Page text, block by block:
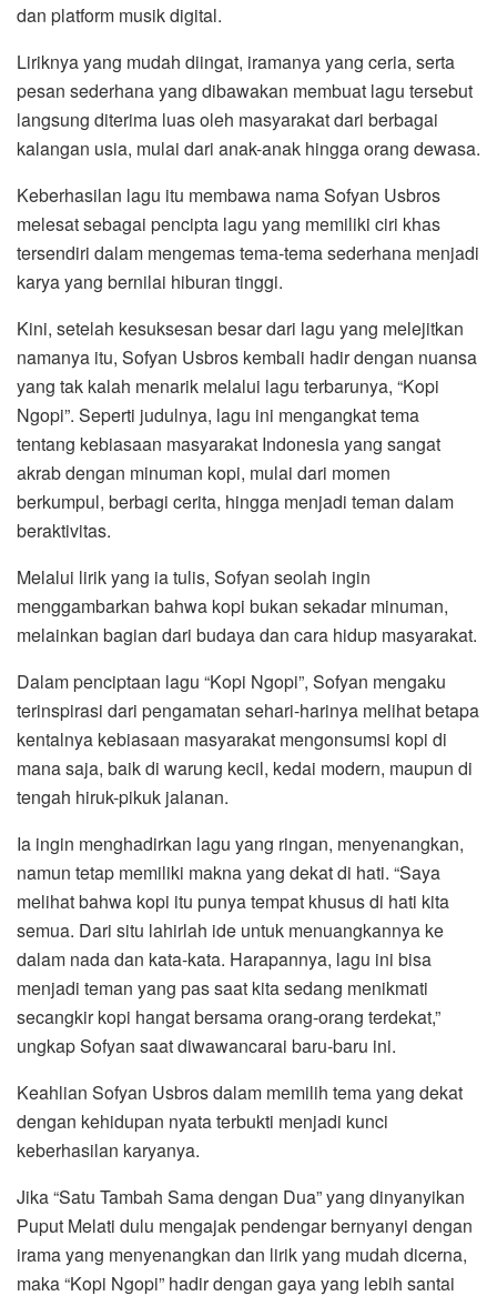
dan platform musik digital.
Liriknya yang mudah diingat, iramanya yang ceria, serta
pesan sederhana yang dibawakan membuat lagu tersebut
langsung diterima luas oleh masyarakat dari berbagai
kalangan usia, mulai dari anak-anak hingga orang dewasa.
Keberhasilan lagu itu membawa nama Sofyan Usbros
melesat sebagai pencipta lagu yang memiliki ciri khas
tersendiri dalam mengemas tema-tema sederhana menjadi
karya yang bernilai hiburan tinggi.
Kini, setelah kesuksesan besar dari lagu yang melejitkan
namanya itu, Sofyan Usbros kembali hadir dengan nuansa
yang tak kalah menarik melalui lagu terbarunya, “Kopi
Ngopi”. Seperti judulnya, lagu ini mengangkat tema
tentang kebiasaan masyarakat Indonesia yang sangat
akrab dengan minuman kopi, mulai dari momen
berkumpul, berbagi cerita, hingga menjadi teman dalam
beraktivitas.
Melalui lirik yang ia tulis, Sofyan seolah ingin
menggambarkan bahwa kopi bukan sekadar minuman,
melainkan bagian dari budaya dan cara hidup masyarakat.
Dalam penciptaan lagu “Kopi Ngopi”, Sofyan mengaku
terinspirasi dari pengamatan sehari-harinya melihat betapa
kentalnya kebiasaan masyarakat mengonsumsi kopi di
mana saja, baik di warung kecil, kedai modern, maupun di
tengah hiruk-pikuk jalanan.
Ia ingin menghadirkan lagu yang ringan, menyenangkan,
namun tetap memiliki makna yang dekat di hati. “Saya
melihat bahwa kopi itu punya tempat khusus di hati kita
semua. Dari situ lahirlah ide untuk menuangkannya ke
dalam nada dan kata-kata. Harapannya, lagu ini bisa
menjadi teman yang pas saat kita sedang menikmati
secangkir kopi hangat bersama orang-orang terdekat,”
ungkap Sofyan saat diwawancarai baru-baru ini.
Keahlian Sofyan Usbros dalam memilih tema yang dekat
dengan kehidupan nyata terbukti menjadi kunci
keberhasilan karyanya.
Jika “Satu Tambah Sama dengan Dua” yang dinyanyikan
Puput Melati dulu mengajak pendengar bernyanyi dengan
irama yang menyenangkan dan lirik yang mudah dicerna,
maka “Kopi Ngopi” hadir dengan gaya yang lebih santai